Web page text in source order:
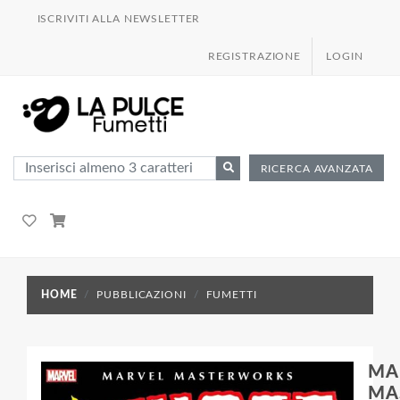
ISCRIVITI ALLA NEWSLETTER
REGISTRAZIONE LOGIN
RICERCA AVANZATA
HOME PUBBLICAZIONI FUMETTI